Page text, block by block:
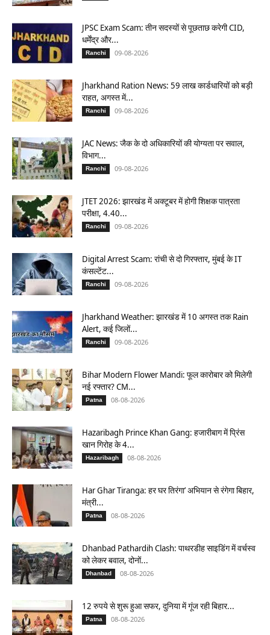
JPSC Exam Scam: तीन सदस्यों से पूछताछ करेगी CID,
धर्मेंद्र और...
Ranchi 09-08-2026
Jharkhand Ration News: 59 लाख कार्डधारियों को बड़ी
राहत, अगस्त में...
Ranchi 09-08-2026
JAC News: जैक के दो अधिकारियों की योग्यता पर सवाल,
विभाग...
Ranchi 09-08-2026
JTET 2026: झारखंड में अक्टूबर में होगी शिक्षक पात्रता
परीक्षा, 4.40...
Ranchi 09-08-2026
Digital Arrest Scam: रांची से दो गिरफ्तार, मुंबई के IT
कंसल्टेंट...
Ranchi 09-08-2026
Jharkhand Weather: झारखंड में 10 अगस्त तक Rain
Alert, कई जिलों...
Ranchi 09-08-2026
Bihar Modern Flower Mandi: फूल कारोबार को मिलेगी
नई रफ्तार? CM...
Patna 08-08-2026
Hazaribagh Prince Khan Gang: हजारीबाग में प्रिंस
खान गिरोह के 4...
Hazaribagh 08-08-2026
Har Ghar Tiranga: हर घर तिरंगा’ अभियान से रंगेगा बिहार,
मंत्री...
Patna 08-08-2026
Dhanbad Pathardih Clash: पाथरडीह साइडिंग में वर्चस्व
को लेकर बवाल, दोनों...
Dhanbad 08-08-2026
12 रुपये से शुरू हुआ सफर, दुनिया में गूंज रही बिहार...
Patna 08-08-2026